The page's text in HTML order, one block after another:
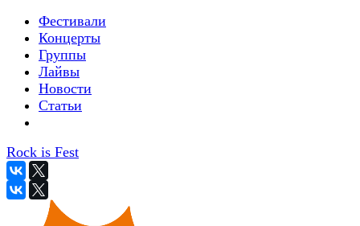
Фестивали
Концерты
Группы
Лайвы
Новости
Статьи
Rock is Fest